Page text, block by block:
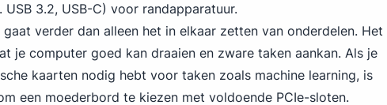
USB 3.2, USB-C) voor randapparatuur.
verder dan alleen het in elkaar zetten van onderdelen. Het
je computer goed kan draaien en zware taken aankan. Als je
kaarten nodig hebt voor taken zoals machine learning, is
een moederbord te kiezen met voldoende PCIe-sloten.